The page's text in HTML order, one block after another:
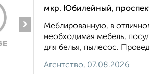
›
мкр. Юбилейный,
Меблированную, в
необходимая мебель,
для белья, пылесос.
Агентство, 07.08.2026